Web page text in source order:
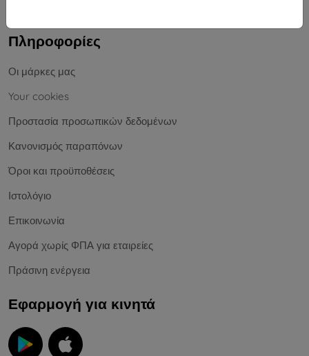
Πληροφορίες
Οι μάρκες μας
Your cookies
Προστασία προσωπικών δεδομένων
Κανονισμός παραπόνων
Όροι και προϋποθέσεις
Ιστολόγιο
Επικοινωνία
Αγορά χωρίς ΦΠΑ για εταιρείες
Πράσινη ενέργεια
Εφαρμογή για κινητά